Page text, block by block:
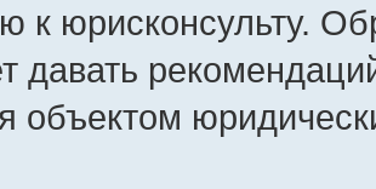
к юрисконсульту.
давать
объектом